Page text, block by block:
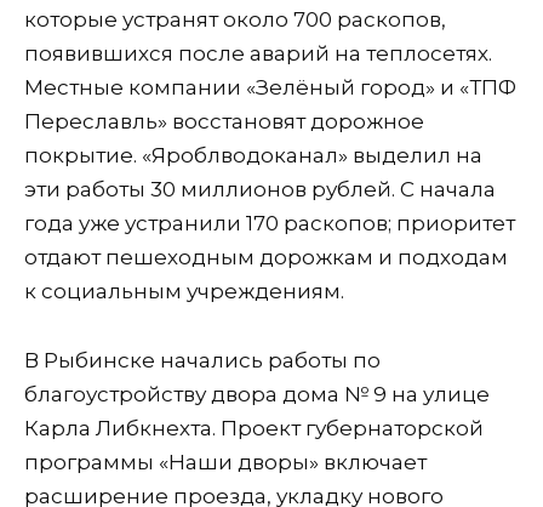
которые устранят около 700 раскопов,
появившихся после аварий на теплосетях.
Местные компании «Зелёный город» и «ТПФ
Переславль» восстановят дорожное
покрытие. «Яроблводоканал» выделил на
эти работы 30 миллионов рублей. С начала
года уже устранили 170 раскопов; приоритет
отдают пешеходным дорожкам и подходам
к социальным учреждениям.
В Рыбинске начались работы по
благоустройству двора дома № 9 на улице
Карла Либкнехта. Проект губернаторской
программы «Наши дворы» включает
расширение проезда, укладку нового